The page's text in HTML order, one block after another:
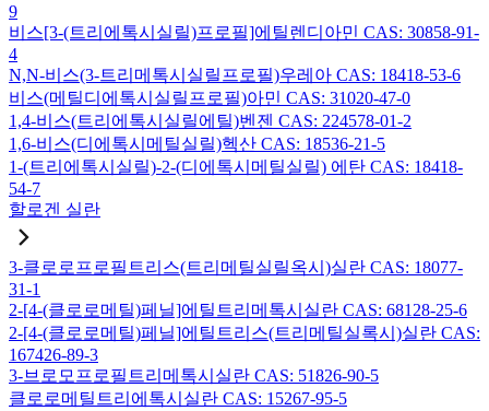
9
비스[3-(트리에톡시실릴)프로필]에틸렌디아민 CAS: 30858-91-
4
N,N-비스(3-트리메톡시실릴프로필)우레아 CAS: 18418-53-6
비스(메틸디에톡시실릴프로필)아민 CAS: 31020-47-0
1,4-비스(트리에톡시실릴에틸)벤젠 CAS: 224578-01-2
1,6-비스(디에톡시메틸실릴)헥산 CAS: 18536-21-5
1-(트리에톡시실릴)-2-(디에톡시메틸실릴) 에탄 CAS: 18418-
54-7
할로겐 실란
3-클로로프로필트리스(트리메틸실릴옥시)실란 CAS: 18077-
31-1
2-[4-(클로로메틸)페닐]에틸트리메톡시실란 CAS: 68128-25-6
2-[4-(클로로메틸)페닐]에틸트리스(트리메틸실록시)실란 CAS:
167426-89-3
3-브로모프로필트리메톡시실란 CAS: 51826-90-5
클로로메틸트리에톡시실란 CAS: 15267-95-5